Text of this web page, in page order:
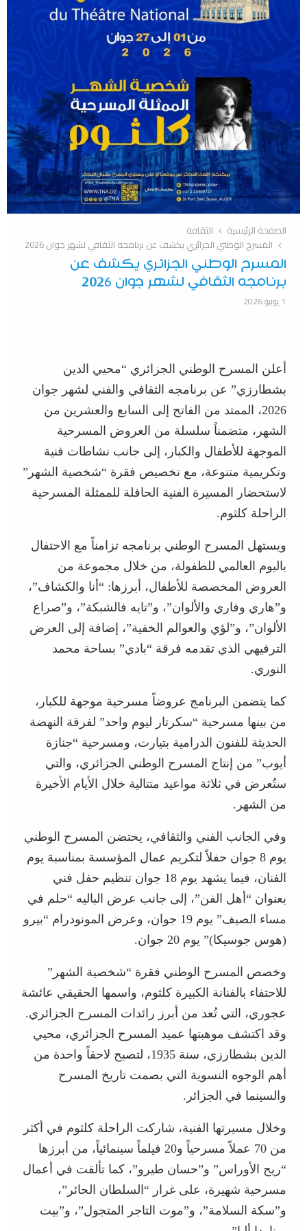
الصفحة الرئيسية
الثقافة
المسرح الوطني الجزائري يكشف عن برنامجه الثقافي لشهر جوان 2026
المسرح الوطني الجزائري يكشف عن
برنامجه الثقافي لشهر جوان 2026
1 يونيو 2026
أعلن المسرح الوطني الجزائري “محيي الدين
بشطارزي” عن برنامجه الثقافي والفني لشهر جوان
2026، الممتد من الفاتح إلى السابع والعشرين من
الشهر، متضمناً سلسلة من العروض المسرحية
الموجهة للأطفال والكبار، إلى جانب نشاطات فنية
وتكريمية متنوعة، مع تخصيص فقرة “شخصية الشهر”
لاستحضار المسيرة الفنية الحافلة للممثلة المسرحية
الراحلة كلثوم.
ويستهل المسرح الوطني برنامجه تزامناً مع الاحتفال
باليوم العالمي للطفولة، من خلال مجموعة من
العروض المخصصة للأطفال، أبرزها: “أنا والكشاف”،
و”هاري وفاري والألوان”، و”تايه فالشبكة”، و”صراع
الألوان”، و”لؤي والعوالم الخفية”، إضافة إلى العرض
الترفيهي الذي تقدمه فرقة “بادي” بساحة محمد
النوري.
كما يتضمن البرنامج عروضاً مسرحية موجهة للكبار،
من بينها مسرحية “سكرتار ليوم واحد” لفرقة النهضة
الحديثة للفنون الدرامية بتيارت، ومسرحية “جنازة
أيوب” من إنتاج المسرح الوطني الجزائري، والتي
ستُعرض في ثلاثة مواعيد متتالية خلال الأيام الأخيرة
من الشهر.
وفي الجانب الفني والثقافي، يحتضن المسرح الوطني
يوم 8 جوان حفلاً لتكريم عمال المؤسسة بمناسبة يوم
الفنان، فيما يشهد يوم 18 جوان تنظيم حفل فني
بعنوان “أهل الفن”، إلى جانب عرض الباليه “حلم في
مساء الصيف” يوم 19 جوان، وعرض المونودرام “بيرو
(هوس جوسيكا)” يوم 20 جوان.
وخصص المسرح الوطني فقرة “شخصية الشهر”
للاحتفاء بالفنانة الكبيرة كلثوم، واسمها الحقيقي عائشة
عجوري، التي تُعد من أبرز رائدات المسرح الجزائري.
وقد اكتشف موهبتها عميد المسرح الجزائري، محيي
الدين بشطارزي، سنة 1935، لتصبح لاحقاً واحدة من
أهم الوجوه النسوية التي بصمت تاريخ المسرح
والسينما في الجزائر.
وخلال مسيرتها الفنية، شاركت الراحلة كلثوم في أكثر
من 70 عملاً مسرحياً و20 فيلماً سينمائياً، من أبرزها
“ريح الأوراس” و”حسان طيرو”، كما تألقت في أعمال
مسرحية شهيرة، على غرار “السلطان الحائر”،
و”سكة السلامة”، و”موت التاجر المتجول”، و”بيت